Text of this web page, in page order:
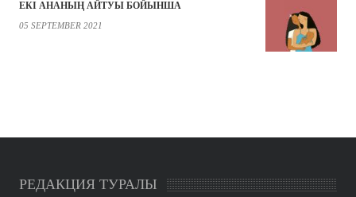
ЕКІ АНАНЫҢ АЙТУЫ БОЙЫНША
05 SEPTEMBER 2021
РЕДАКЦИЯ ТУРАЛЫ